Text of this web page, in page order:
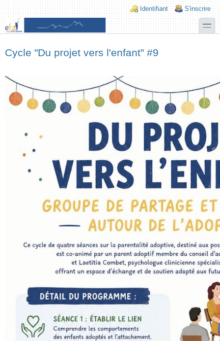
Aller au contenu principal
Skip to search
Login links
Identifiant S'inscrire
toggle
Cycle "Du projet vers l'enfant" #9